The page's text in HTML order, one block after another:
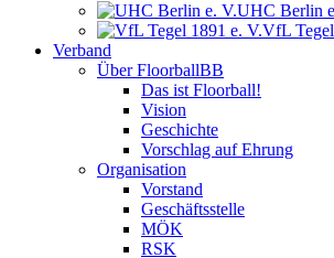
UHC Berlin
VfL
Verband
Über FloorballBB
Das ist Floorball!
Vision
Geschichte
Vorschlag auf Ehrung
Organisation
Vorstand
Geschäftsstelle
MÖK
RSK